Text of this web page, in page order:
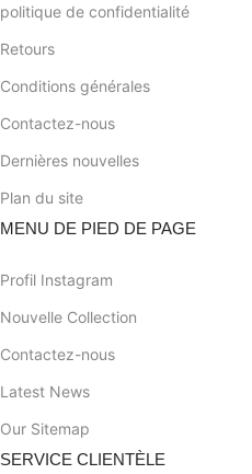
politique de confidentialité
Retours
Conditions générales
Contactez-nous
Dernières nouvelles
Plan du site
MENU DE PIED DE PAGE
Profil Instagram
Nouvelle Collection
Contactez-nous
Latest News
Our Sitemap
SERVICE CLIENTÈLE